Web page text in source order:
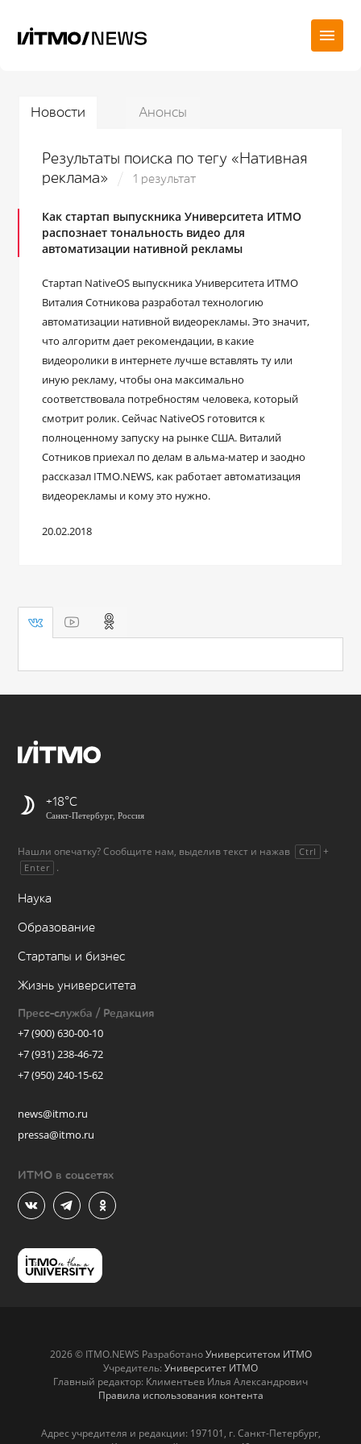
Новости Анонсы
Результаты поиска по тегу «Нативная
реклама»
1 результат
Как стартап выпускника Университета ИТМО
распознает тональность видео для
автоматизации нативной рекламы
Стартап NativeOS выпускника Университета ИТМО
Виталия Сотникова разработал технологию
автоматизации нативной видеорекламы. Это значит,
что алгоритм дает рекомендации, в какие
видеоролики в интернете лучше вставлять ту или
иную рекламу, чтобы она максимально
соответствовала потребностям человека, который
смотрит ролик. Сейчас NativeOS готовится к
полноценному запуску на рынке США. Виталий
Сотников приехал по делам в альма-матер и заодно
рассказал ITMO.NEWS, как работает автоматизация
видеорекламы и кому это нужно.
20.02.2018
+18
Санкт-Петербург, Россия
Нашли опечатку? Сообщите нам, выделив текст и нажав Ctrl +
Enter .
Наука
Образование
Стартапы и бизнес
Жизнь университета
Пресс-служба / Редакция
+7 (900) 630-00-10
+7 (931) 238-46-72
+7 (950) 240-15-62
news@itmo.ru
pressa@itmo.ru
ИТМО в соцсетях
2026 © ITMO.NEWS РазработаноУниверситетом ИТМО
Учредитель: Университет ИТМО
Главный редактор: Климентьев Илья Александрович
Правила использования контента
Адрес учредителя и редакции: 197101, г. Санкт-Петербург,